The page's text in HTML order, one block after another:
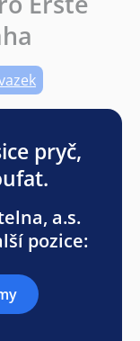
pryč,
a.s.
pozice: